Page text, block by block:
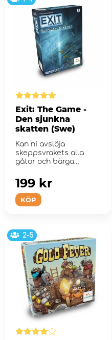
Exit: The Game -
Den sjunkna
skatten (Swe)
Kan ni avslöja
skeppsvrakets alla
gåtor och bärga
ta...
KÖP
199 kr
2-5